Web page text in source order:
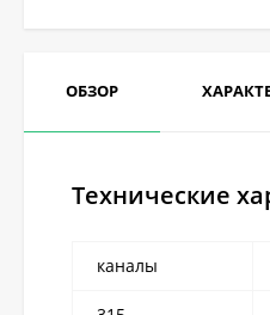
ОБЗОР
Технические
каналы